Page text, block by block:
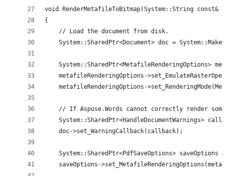
void RenderMetafileToBitmap(System::String
{
    // Load the document from disk.
System::SharedPtr<Document> doc =
System::SharedPtr<MetafileRenderingOptions>
metafileRenderingOptions-
metafileRenderingOptions-
// If Aspose.Words cannot correctly render
System::SharedPtr<HandleDocumentWarnings>
    doc->set_WarningCallback(callback);
System::SharedPtr<PdfSaveOptions> saveOptions
saveOptions-